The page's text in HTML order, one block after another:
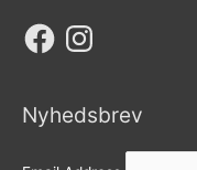
FacebookInstagram
Nyhedsbrev